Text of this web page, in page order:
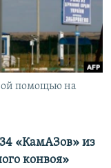
помощью на
34 «КамАЗов» из
конвоя»